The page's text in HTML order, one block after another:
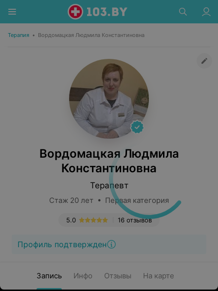
Терапия • Вордомацкая Людмила Константиновна
Вордомацкая Людмила
Константиновна
Терапевт
Стаж 20 лет • Первая категория
16 отзывов
5.0
Профиль подтвержден
Запись Инфо Отзывы На карте